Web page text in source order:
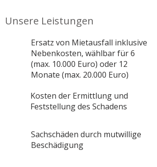
Unsere Leistungen
Ersatz von Mietausfall inklusive
Nebenkosten, wählbar für 6
(max. 10.000 Euro) oder 12
Monate (max. 20.000 Euro)
Kosten der Ermittlung und
Feststellung des Schadens
Sachschäden durch mutwillige
Beschädigung